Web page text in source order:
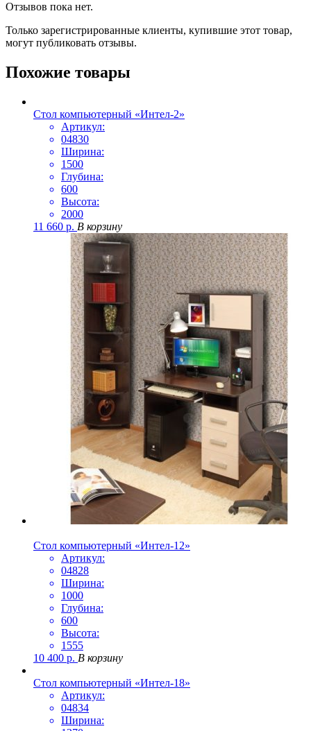
Отзывов пока нет.
Только зарегистрированные клиенты, купившие этот товар,
могут публиковать отзывы.
Похожие товары
Стол компьютерный «Интел-2»
Артикул:
04830
Ширина:
1500
Глубина:
600
Высота:
2000
11 660 р. В корзину
Стол компьютерный «Интел-12»
Артикул:
04828
Ширина:
1000
Глубина:
600
Высота:
1555
10 400 р. В корзину
Стол компьютерный «Интел-18»
Артикул:
04834
Ширина: